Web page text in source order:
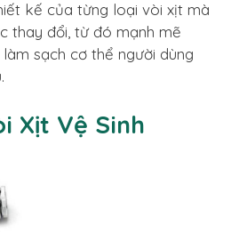
kế của từng loại vòi xịt mà
thay đổi, từ đó mạnh mẽ
sạch cơ thể người dùng
Xịt Vệ Sinh